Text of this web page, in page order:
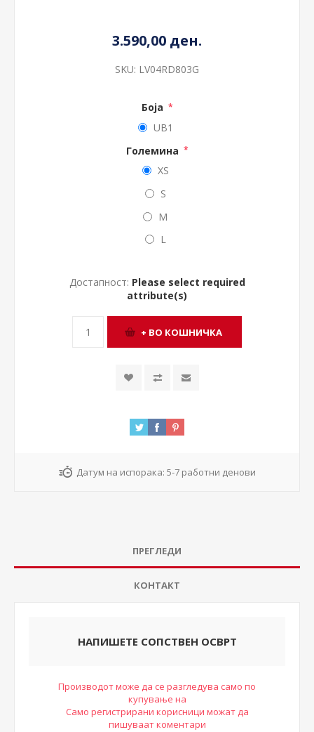
3.590,00 ден.
SKU: LV04RD803G
Боја *
UB1
Големина *
XS
S
M
L
Достапност: Please select required
attribute(s)
Датум на испорака: 5-7 работни денови
ПРЕГЛЕДИ
КОНТАКТ
НАПИШЕТЕ СОПСТВЕН ОСВРТ
Производот може да се разгледува само по
купување на
Само регистрирани корисници можат да
пишуваат коментари